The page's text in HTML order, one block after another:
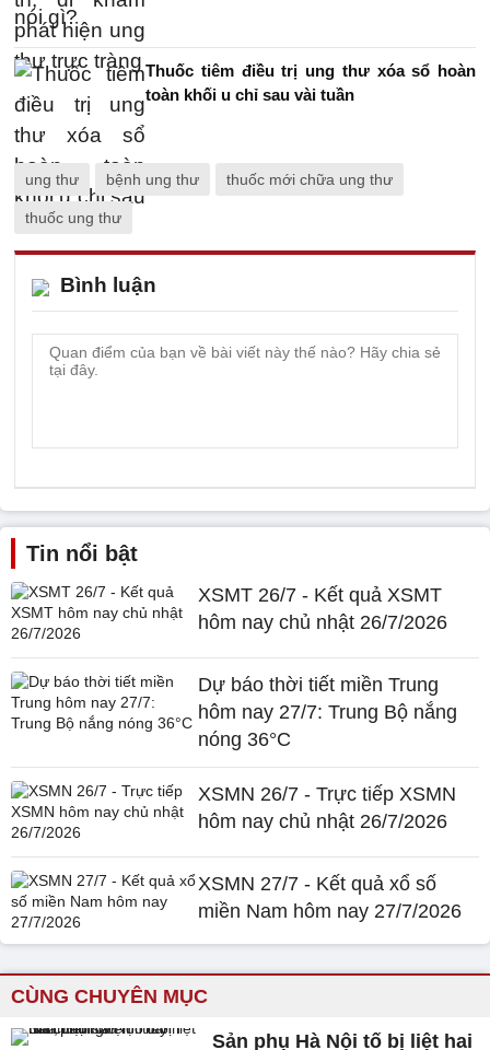
Thuốc tiêm điều trị ung thư xóa sổ hoàn
toàn khối u chỉ sau vài tuần
ung thư bệnh ung thư thuốc mới chữa ung thư
thuốc ung thư
Bình luận
Tin nổi bật
XSMT 26/7 - Kết quả XSMT
hôm nay chủ nhật 26/7/2026
Dự báo thời tiết miền Trung
hôm nay 27/7: Trung Bộ nắng
nóng 36°C
XSMN 26/7 - Trực tiếp XSMN
hôm nay chủ nhật 26/7/2026
XSMN 27/7 - Kết quả xổ số
miền Nam hôm nay 27/7/2026
CÙNG CHUYÊN MỤC
Sản phụ Hà Nội tố bị liệt hai